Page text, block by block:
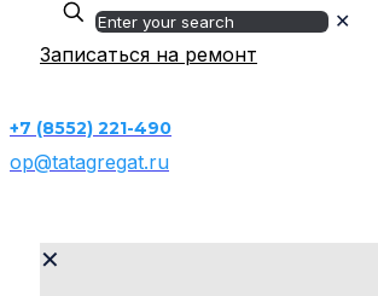
✕
Записаться на ремонт
+7 (8552) 221-490
op@tatagregat.ru
✕